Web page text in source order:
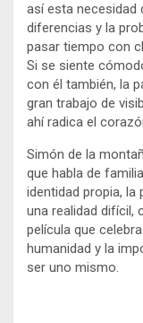
así esta necesidad
diferencias y la
pasar tiempo con
Si se siente
con él también, la
gran trabajo de
ahí radica el
Simón de la
que habla de
identidad propia, la
una realidad difícil,
película que
humanidad y la
ser uno mismo.